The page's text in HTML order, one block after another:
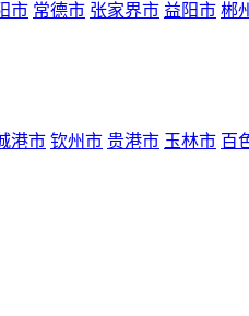
市 常德市 张家界市 益阳市 郴
港市 钦州市 贵港市 玉林市 百